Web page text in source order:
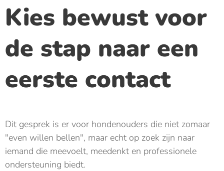
Kies bewust voor
de stap naar een
eerste contact
Dit gesprek is er voor hondenouders die niet zomaar
"even willen bellen", maar echt op zoek zijn naar
iemand die meevoelt, meedenkt en professionele
ondersteuning biedt.